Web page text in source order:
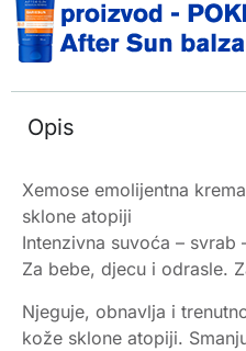
Opis
Xemose emolijentna
sklone atopiji
Intenzivna suvoća – svrab
Za bebe, djecu i odrasle.
Njeguje, obnavlja i
kože sklone atopiji.